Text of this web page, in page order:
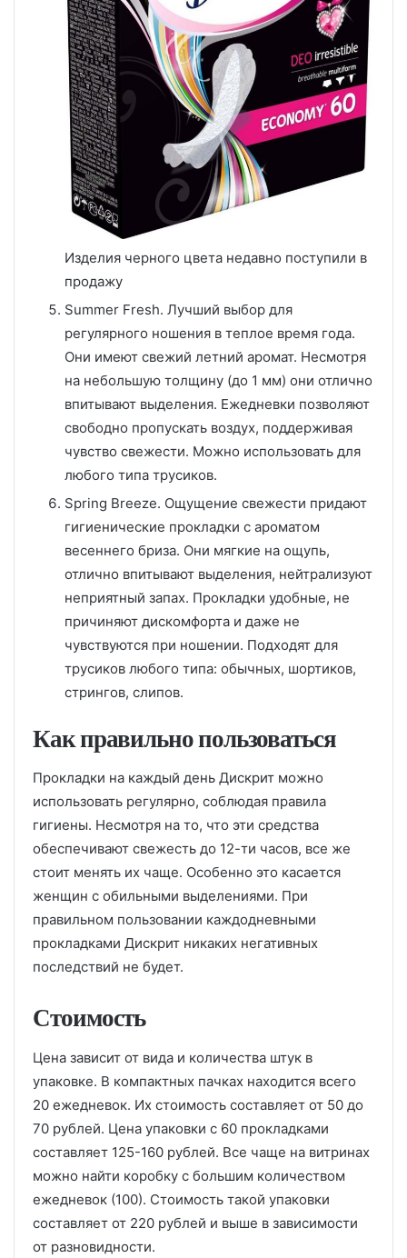
Изделия черного цвета недавно поступили в
продажу
Summer Fresh. Лучший выбор для
регулярного ношения в теплое время года.
Они имеют свежий летний аромат. Несмотря
на небольшую толщину (до 1 мм) они отлично
впитывают выделения. Ежедневки позволяют
свободно пропускать воздух, поддерживая
чувство свежести. Можно использовать для
любого типа трусиков.
Spring Breeze. Ощущение свежести придают
гигиенические прокладки с ароматом
весеннего бриза. Они мягкие на ощупь,
отлично впитывают выделения, нейтрализуют
неприятный запах. Прокладки удобные, не
причиняют дискомфорта и даже не
чувствуются при ношении. Подходят для
трусиков любого типа: обычных, шортиков,
стрингов, слипов.
Как правильно пользоваться
Прокладки на каждый день Дискрит можно
использовать регулярно, соблюдая правила
гигиены. Несмотря на то, что эти средства
обеспечивают свежесть до 12-ти часов, все же
стоит менять их чаще. Особенно это касается
женщин с обильными выделениями. При
правильном пользовании каждодневными
прокладками Дискрит никаких негативных
последствий не будет.
Стоимость
Цена зависит от вида и количества штук в
упаковке. В компактных пачках находится всего
20 ежедневок. Их стоимость составляет от 50 до
70 рублей. Цена упаковки с 60 прокладками
составляет 125-160 рублей. Все чаще на витринах
можно найти коробку с большим количеством
ежедневок (100). Стоимость такой упаковки
составляет от 220 рублей и выше в зависимости
от разновидности.